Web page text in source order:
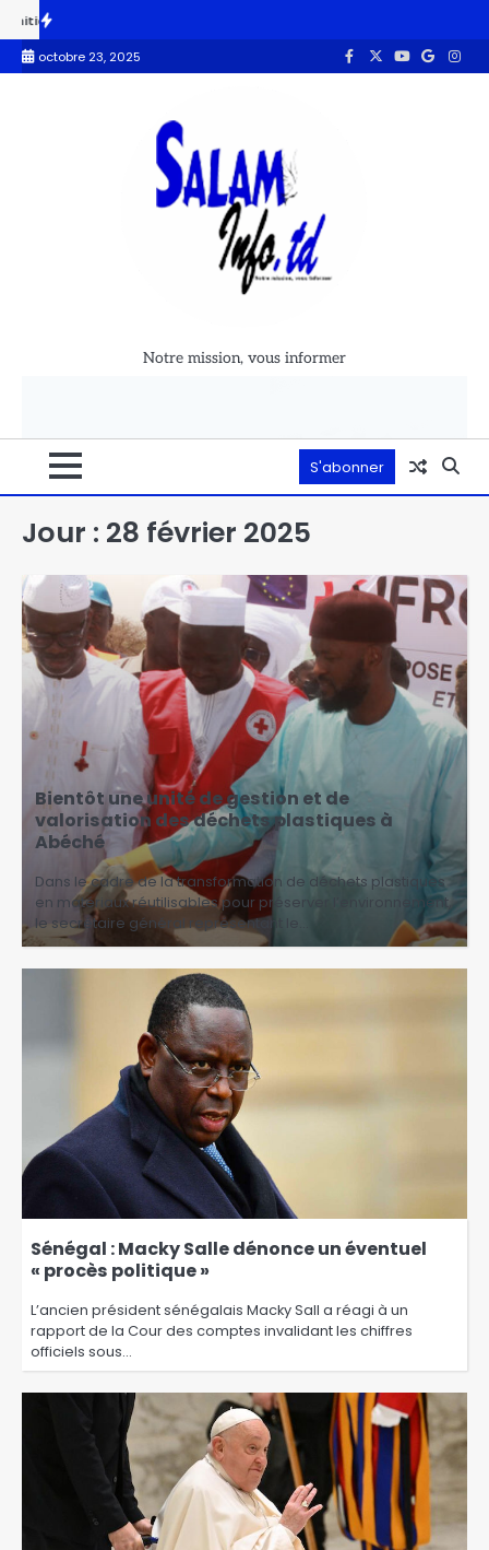
pour l’emploi des jeunes et des femmes
octobre 23, 2025
Notre mission, vous informer
S'abonner
Jour : 28 février 2025
Bientôt une unité de gestion et de
valorisation des déchets plastiques à
Abéché
Dans le cadre de la transformation de déchets plastiques
en matériaux réutilisables pour préserver l’environnement,
le secrétaire général représentant le…
Sénégal : Macky Salle dénonce un éventuel
« procès politique »
L’ancien président sénégalais Macky Sall a réagi à un
rapport de la Cour des comptes invalidant les chiffres
officiels sous…